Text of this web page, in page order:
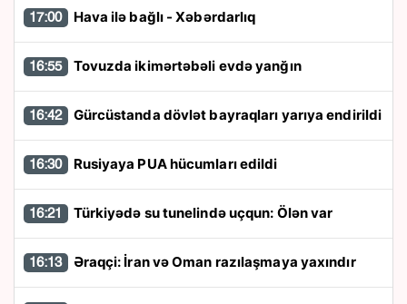
17:00 Hava ilə bağlı - Xəbərdarlıq
16:55 Tovuzda ikimərtəbəli evdə yanğın
16:42 Gürcüstanda dövlət bayraqları yarıya endirildi
16:30 Rusiyaya PUA hücumları edildi
16:21 Türkiyədə su tunelində uçqun: Ölən var
16:13 Əraqçi: İran və Oman razılaşmaya yaxındır